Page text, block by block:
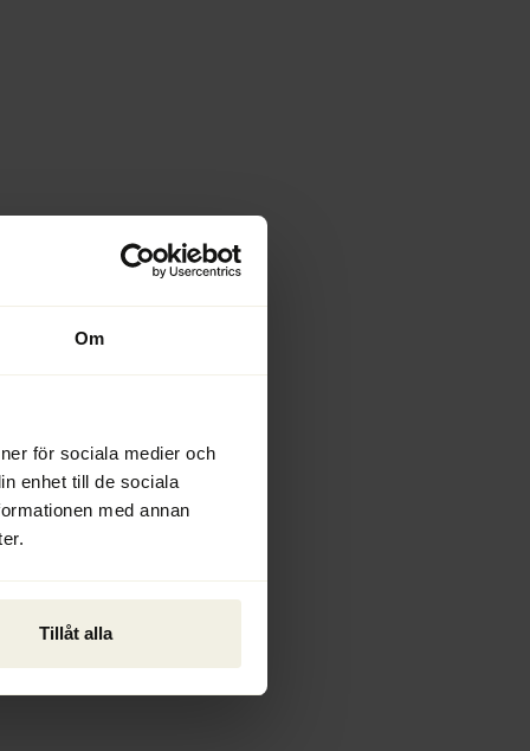
Om
för sociala medier och
enhet till de sociala
med annan
Tillåt alla